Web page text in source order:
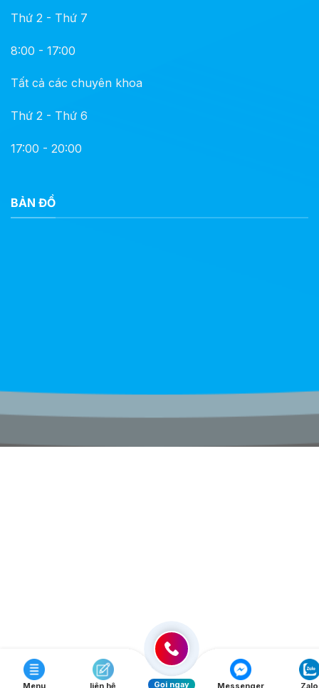
Thứ 2 - Thứ 7
8:00 - 17:00
Tất cả các chuyên khoa
Thứ 2 - Thứ 6
17:00 - 20:00
BẢN ĐỒ
Menu liên hệ Gọi ngay Messenger Zalo